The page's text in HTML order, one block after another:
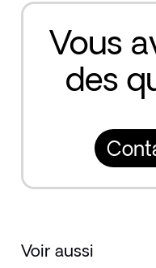
Vous
des
Voir aussi